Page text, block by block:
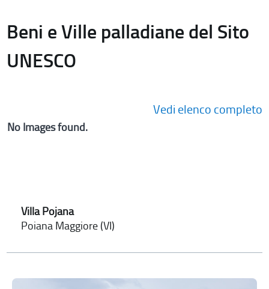
Beni e Ville palladiane del Sito
UNESCO
Vedi elenco completo
No Images found.
Villa Pojana
Poiana Maggiore (VI)